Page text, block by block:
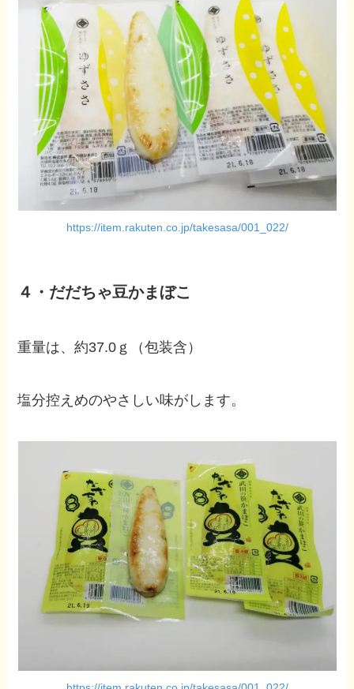
https://item.rakuten.co.jp/takesasa/001_022/
４・だだちゃ豆かまぼこ
重量は、約37.0ｇ（包装含）
塩分控えめのやさしい味がします。